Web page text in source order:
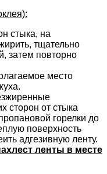
стыка, на
тщательно
затем повторно
место
сторон от стыка
горелки до
поверхность
адгезивную ленту.
ленты в месте